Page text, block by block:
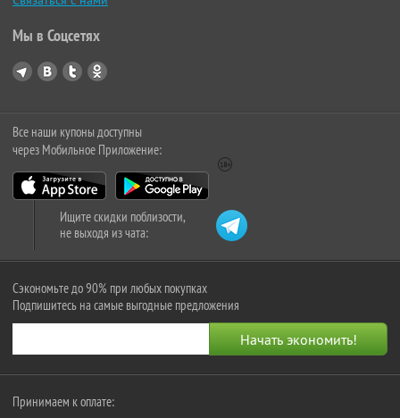
Мы в Соцсетях
Все наши купоны доступны
через Мобильное Приложение:
Ищите скидки поблизости,
не выходя из чата:
Сэкономьте до 90% при любых покупках
Подпишитесь на самые выгодные предложения
Принимаем к оплате: